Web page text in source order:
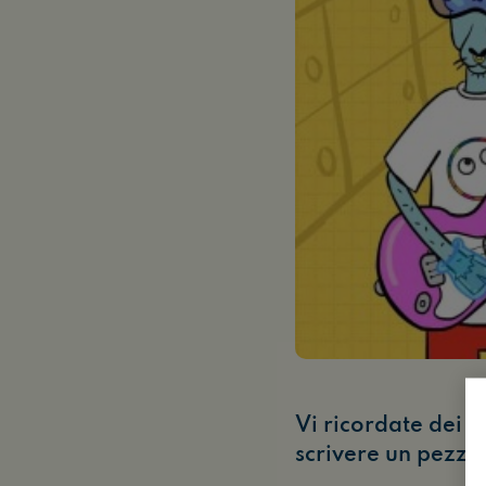
Vi ricordate dei
scrivere un